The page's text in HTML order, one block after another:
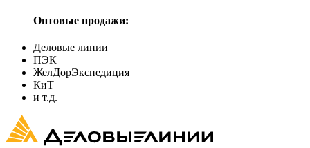
Оптовые продажи:
Деловые линии
ПЭК
ЖелДорЭкспедиция
КиТ
и т.д.